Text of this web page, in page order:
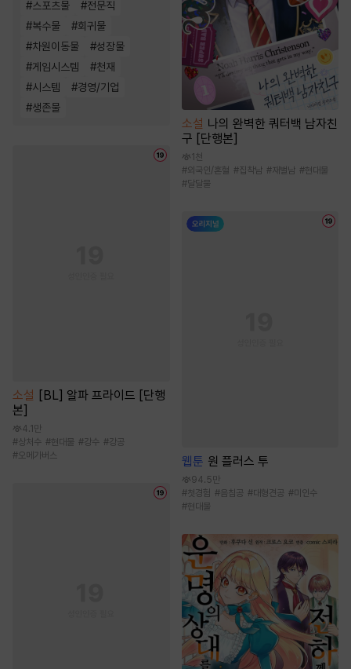
#스포츠물 #전문직
#복수물 #회귀물
#차원이동물 #성장물
#게임시스템 #천재
#시스템 #경영/기업
#생존물
소설 [BL] 알파 프라이드 [단행
본]
4.1만
#상처수 #현대물 #강수 #강공
#오메가버스
소설 나의 완벽한 쿼터백 남자친
구 [단행본]
1천
#외국인/혼혈 #집착남 #재벌남 #현대물
#달달물
웹툰 원 플러스 투
94.5만
#첫경험 #음침공 #대형견공 #미인수
#현대물